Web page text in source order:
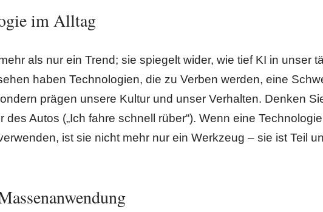
im Alltag
als nur ein Trend; sie spiegelt wider, wie tief KI in unser
haben Technologien, die zu Verben werden, eine
prägen unsere Kultur und unser Verhalten. Denken
des Autos („Ich fahre schnell rüber“). Wenn eine
ist sie nicht mehr nur ein Werkzeug – sie ist Teil